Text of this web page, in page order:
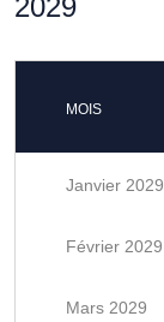
2029
MOIS
Janvier 2029
Février 2029
Mars 2029